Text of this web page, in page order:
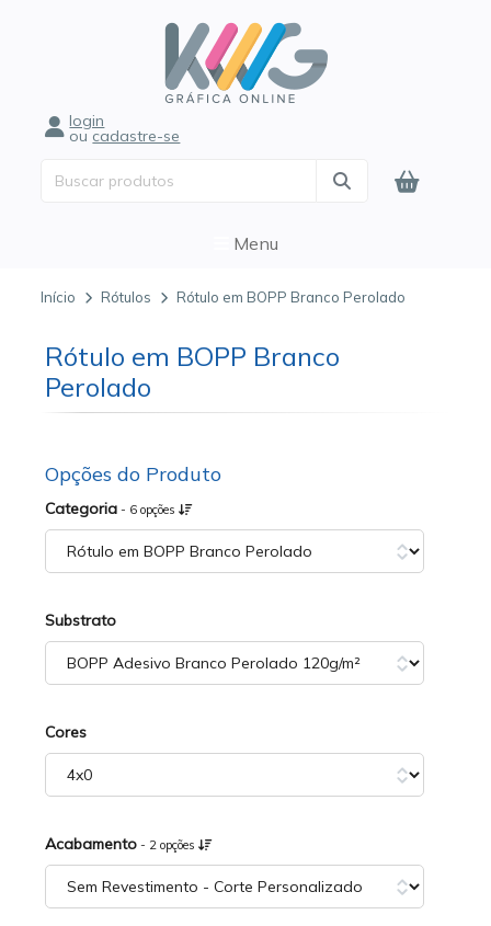
login
oucadastre-se
Menu
Início Rótulos Rótulo em BOPP Branco Perolado
Rótulo em BOPP Branco
Perolado
Opções do Produto
Categoria - 6 opções
Substrato
Cores
Acabamento - 2 opções